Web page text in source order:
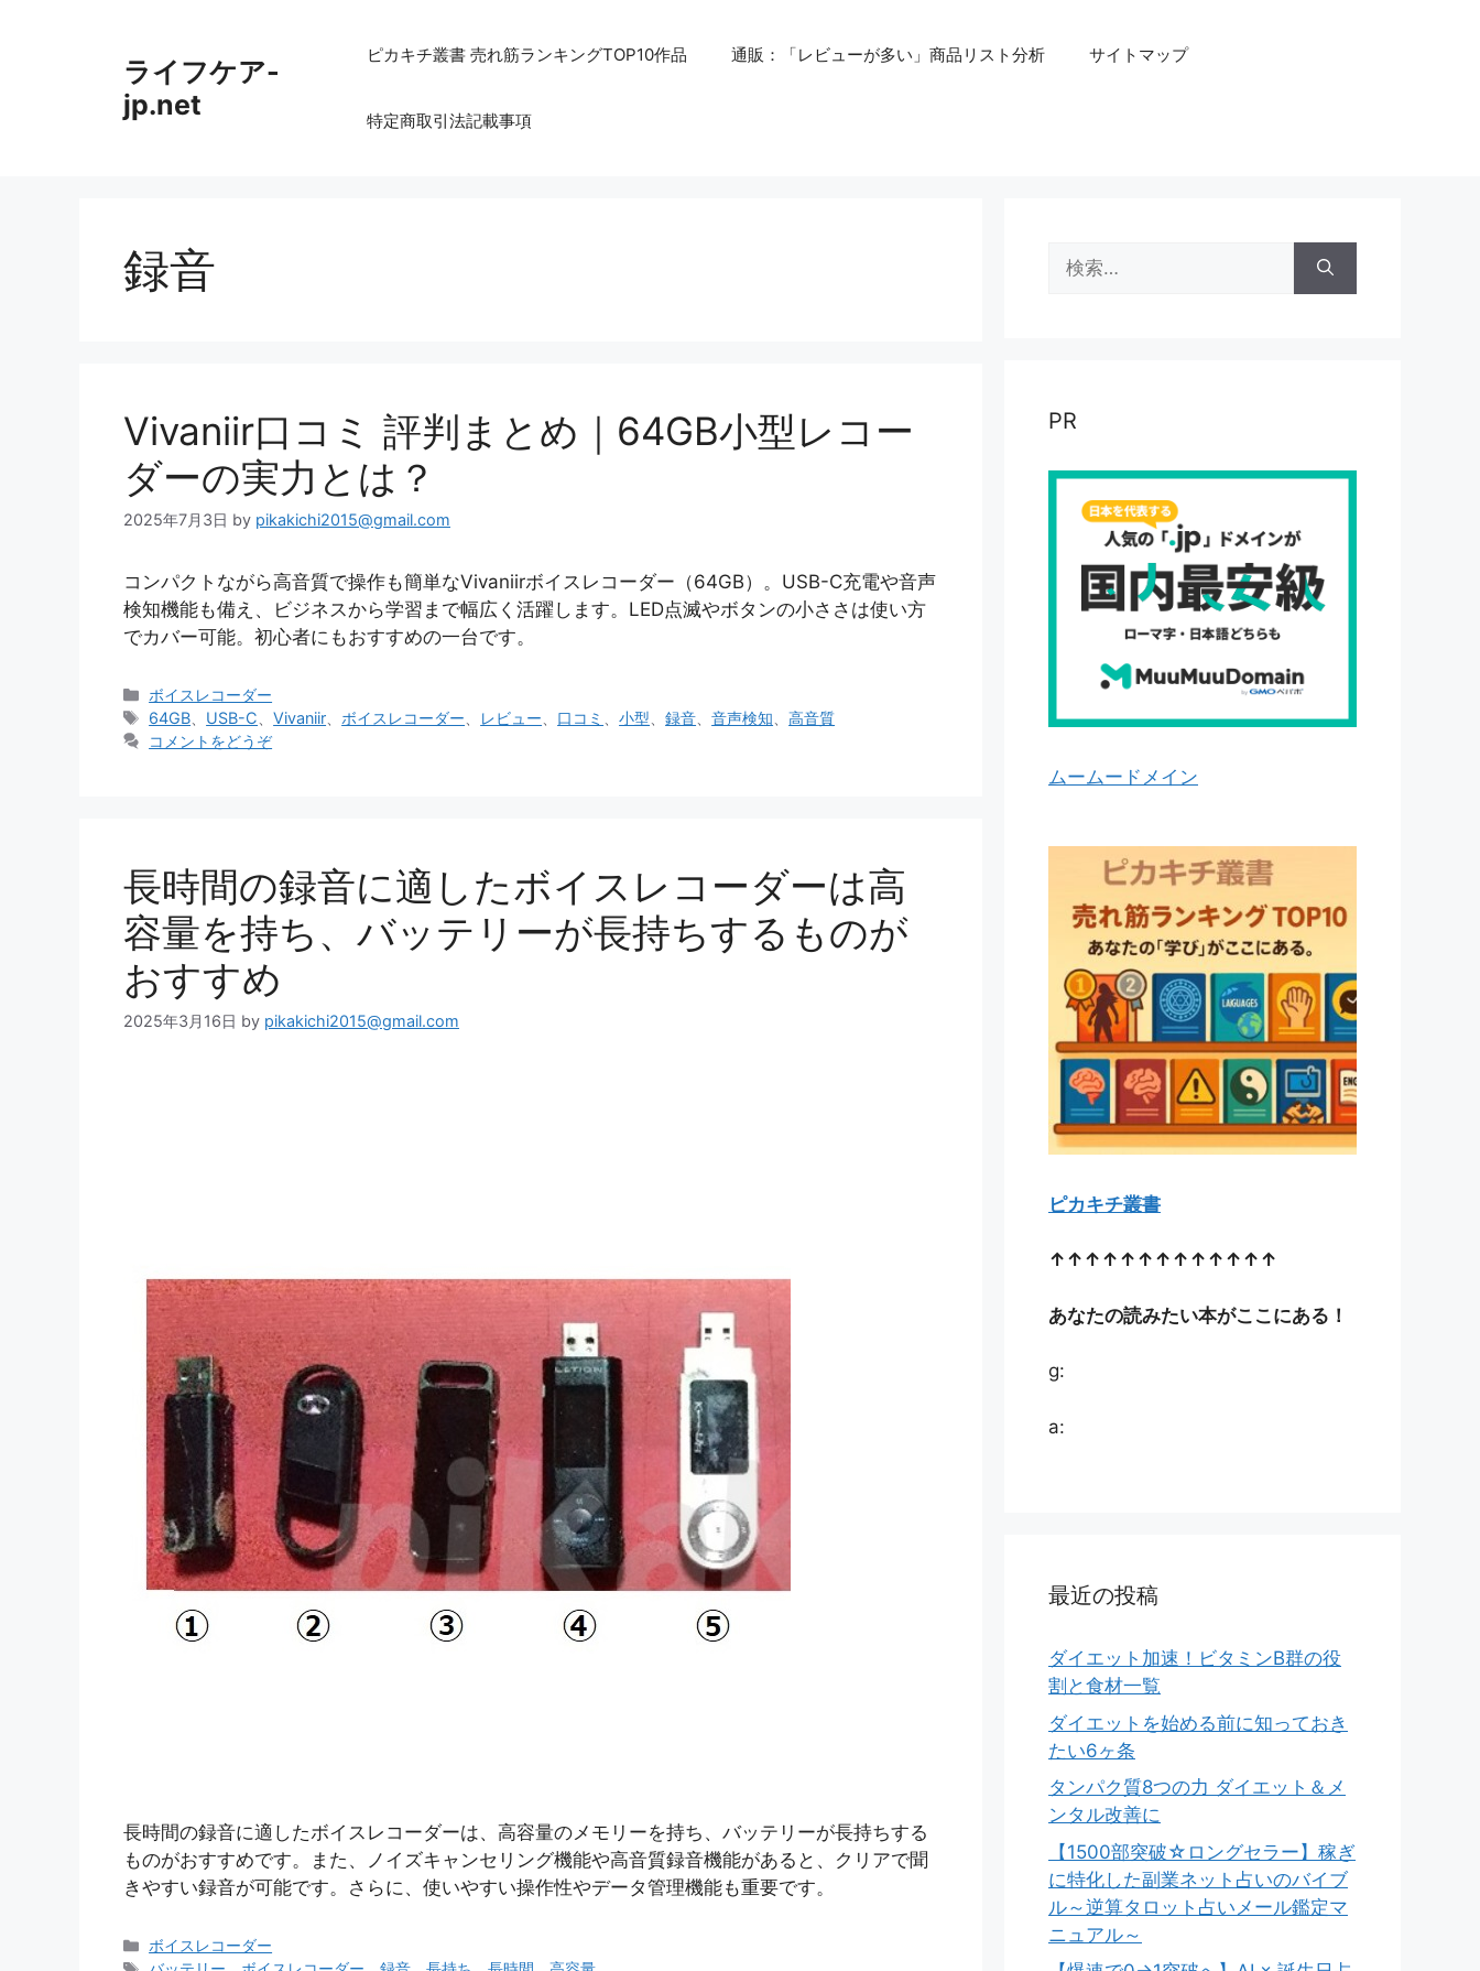
ライフケア-
jp.net
ピカキチ叢書 売れ筋ランキングTOP10作品 通販：「レビューが多い」商品リスト分析 サイトマップ
特定商取引法記載事項
録音
Vivaniir口コミ 評判まとめ｜64GB小型レコー
ダーの実力とは？
2025年7月3日 by pikakichi2015@gmail.com
コンパクトながら高音質で操作も簡単なVivaniirボイスレコーダー（64GB）。USB-C充電や音声
検知機能も備え、ビジネスから学習まで幅広く活躍します。LED点滅やボタンの小ささは使い方
でカバー可能。初心者にもおすすめの一台です。
カ
テ
ゴ
ボイスレコーダー
タ
グ
64GB USB-C 、Vivaniir ボイスレコーダー レビュー 口コミ 、小型 、録音 、音声検知 、高音質
コメントをどうぞ
長時間の録音に適したボイスレコーダーは高
容量を持ち、バッテリーが長持ちするものが
おすすめ
2025年3月16日 by pikakichi2015@gmail.com
長時間の録音に適したボイスレコーダーは、高容量のメモリーを持ち、バッテリーが長持ちする
ものがおすすめです。また、ノイズキャンセリング機能や高音質録音機能があると、クリアで聞
きやすい録音が可能です。さらに、使いやすい操作性やデータ管理機能も重要です。
カ
ボイスレコーダー
索:
PR
ムームードメイン
ピカキチ叢書
↑↑↑↑↑↑↑↑↑↑↑↑↑
あなたの読みたい本がここにある！
g:
a:
最近の投稿
ダイエット加速！ビタミンB群の役
割と食材一覧
ダイエットを始める前に知っておき
たい6ヶ条
タンパク質8つの力 ダイエット＆メ
ンタル改善に
【1500部突破☆ロングセラー】稼ぎ
に特化した副業ネット占いのバイブ
ル～逆算タロット占いメール鑑定マ
ニュアル～